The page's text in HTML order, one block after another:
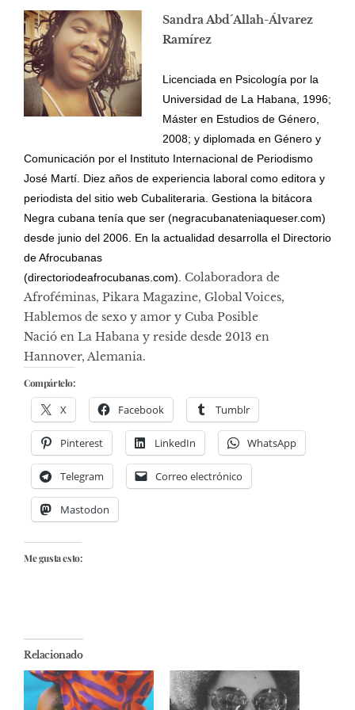
Sandra Abd´Allah-Álvarez
Ramírez
Licenciada en Psicología por la
Universidad de La Habana, 1996;
Máster en Estudios de Género,
2008; y diplomada en Género y
Comunicación por el Instituto Internacional de Periodismo
José Martí. Diez años de experiencia laboral como editora y
periodista del sitio web Cubaliteraria. Gestiona la bitácora
Negra cubana tenía que ser (negracubanateniaqueser.com)
desde junio del 2006. En la actualidad desarrolla el Directorio
de Afrocubanas
(directoriodeafrocubanas.com). Colaboradora de
Afroféminas, Pikara Magazine, Global Voices,
Hablemos de sexo y amor y Cuba Posible
Nació en La Habana y reside desde 2013 en
Hannover, Alemania.
Compártelo:
X Facebook Tumblr
Pinterest LinkedIn WhatsApp
Telegram Correo electrónico
Mastodon
Me gusta esto:
Relacionado